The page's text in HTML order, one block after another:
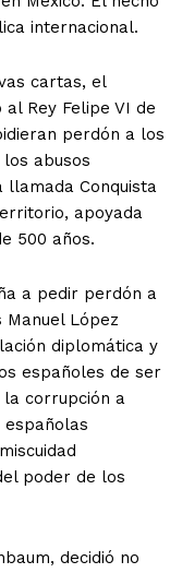
internacional.
cartas, el
Rey Felipe VI de
perdón a los
abusos
Conquista
apoyada
500 años.
a pedir perdón a
Manuel López
diplomática y
españoles de ser
corrupción a
poder de los
decidió no